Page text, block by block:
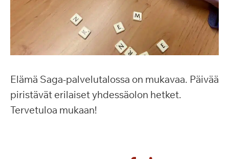
Elämä Saga-palvelutalossa on mukavaa. Päivää
piristävät erilaiset yhdessäolon hetket.
Tervetuloa mukaan!